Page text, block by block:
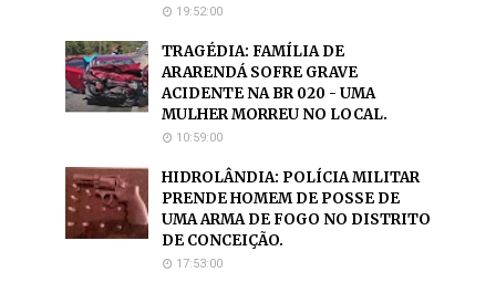
19:52:00
TRAGÉDIA: FAMÍLIA DE
ARARENDÁ SOFRE GRAVE
ACIDENTE NA BR 020 - UMA
MULHER MORREU NO LOCAL.
10:59:00
HIDROLÂNDIA: POLÍCIA MILITAR
PRENDE HOMEM DE POSSE DE
UMA ARMA DE FOGO NO DISTRITO
DE CONCEIÇÃO.
17:53:00